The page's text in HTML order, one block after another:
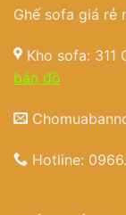
Ghế sofa giá rẻ
Kho sofa: 311
bản đồ
Hotline: